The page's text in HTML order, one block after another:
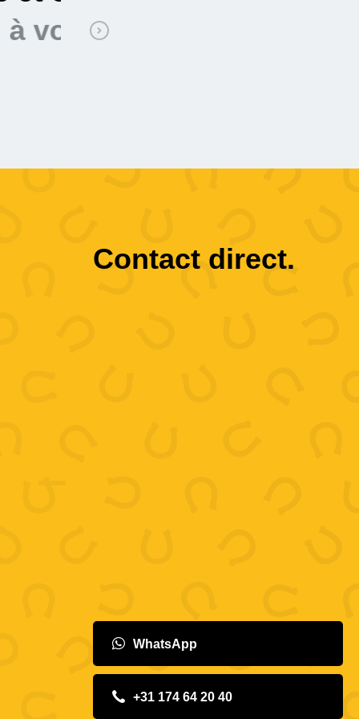
Mustang Demolition
Contact direct.
WhatsApp
+31 174 64 20 40